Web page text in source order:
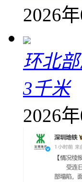
2026
环北
3千米
2026